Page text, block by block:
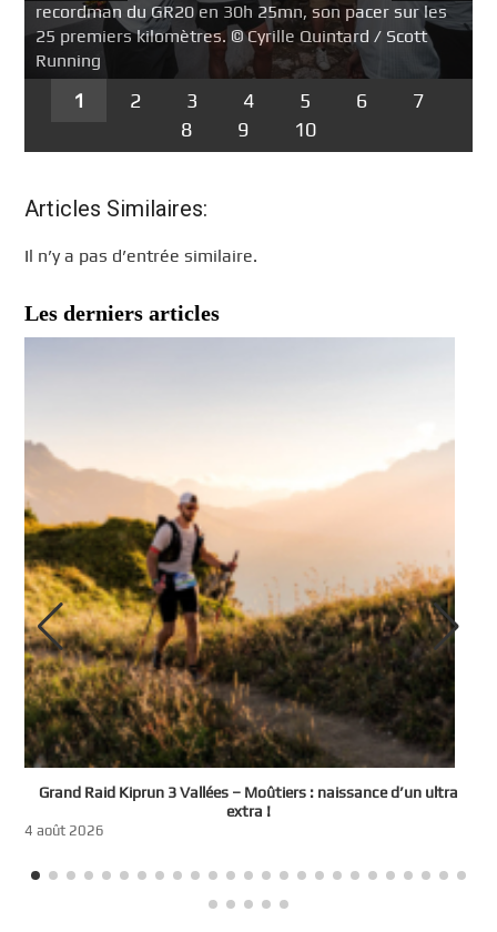
recordman du GR20 en 30h 25mn, son pacer sur les
25 premiers kilomètres. © Cyrille Quintard / Scott
Running
1 2 3 4 5 6
7
8
9 10
Articles Similaires:
Il n’y a pas d’entrée similaire.
Les derniers articles
Grand Raid Kiprun 3 Vallées – Moûtiers : naissance d’un ultra
extra !
4 août 2026